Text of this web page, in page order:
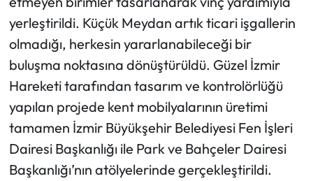
yerleştirildi. Küçük Meydan artık ticari işgallerin
olmadığı, herkesin yararlanabileceği bir
buluşma noktasına dönüştürüldü. Güzel İzmir
Hareketi tarafından tasarım ve kontrolörlüğü
yapılan projede kent mobilyalarının üretimi
tamamen İzmir Büyükşehir Belediyesi Fen İşleri
Dairesi Başkanlığı ile Park ve Bahçeler Dairesi
Başkanlığı’nın atölyelerinde gerçekleştirildi.